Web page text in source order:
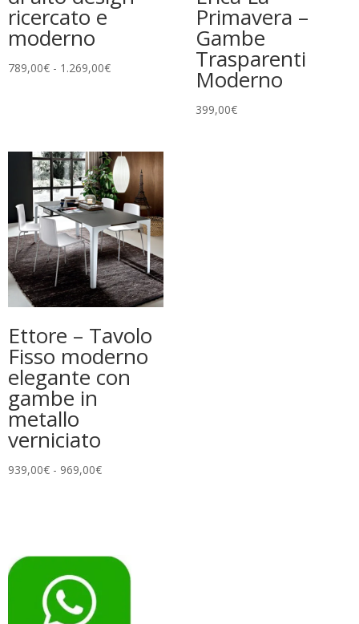
ricercato e
moderno
789,00€ - 1.269,00€Fascia
a
1.269,00€
Primavera –
Gambe
Trasparenti
Moderno
399,00€
Ettore – Tavolo
Fisso moderno
elegante con
gambe in
metallo
verniciato
939,00€ - 969,00€Fascia
a
969,00€